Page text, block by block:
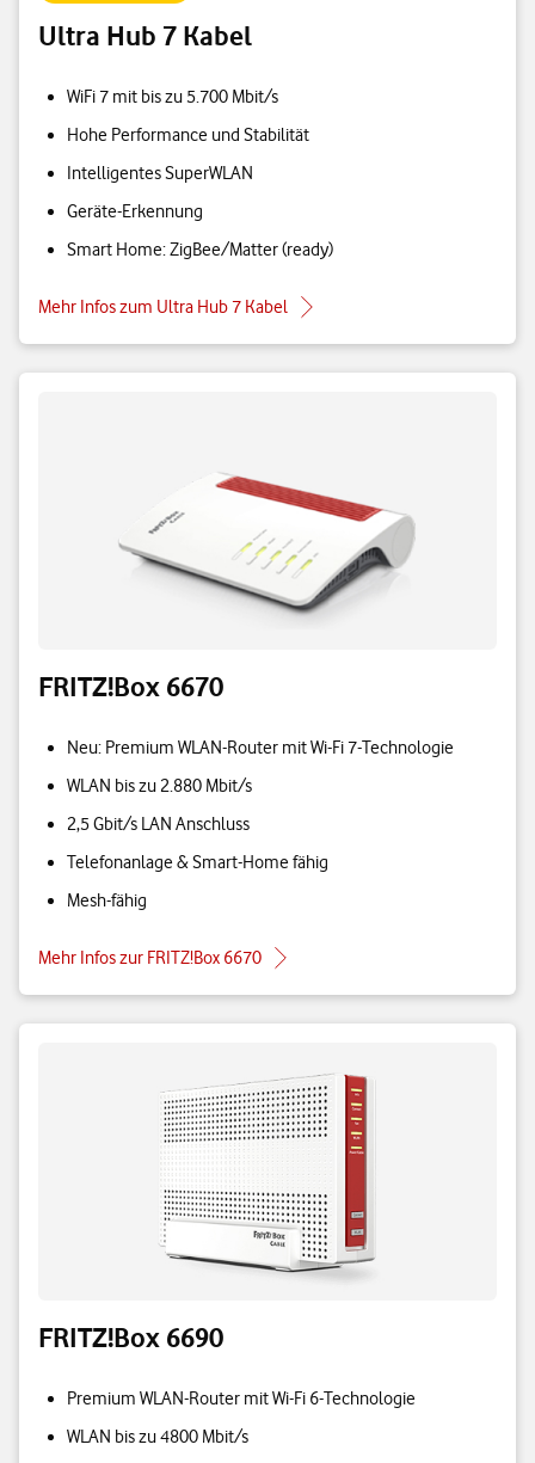
Ultra Hub 7 Kabel
WiFi 7 mit bis zu 5.700 Mbit/s
Hohe Performance und Stabilität
Intelligentes SuperWLAN
Geräte-Erkennung
Smart Home: ZigBee/Matter (ready)
Mehr Infos zum Ultra Hub 7 Kabel
FRITZ!Box 6670
Neu: Premium WLAN-Router mit Wi-Fi 7-Technologie
WLAN bis zu 2.880 Mbit/s
2,5 Gbit/s LAN Anschluss
Telefonanlage & Smart-Home fähig
Mesh-fähig
Mehr Infos zur FRITZ!Box 6670
FRITZ!Box 6690
Premium WLAN-Router mit Wi-Fi 6-Technologie
WLAN bis zu 4800 Mbit/s